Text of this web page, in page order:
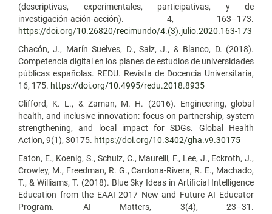
(descriptivas, experimentales, participativas, y de
investigación-ación-acción). 4, 163–173.
https://doi.org/10.26820/recimundo/4.(3).julio.2020.163-173
Chacón, J., Marín Suelves, D., Saiz, J., & Blanco, D. (2018).
Competencia digital en los planes de estudios de universidades
públicas españolas. REDU. Revista de Docencia Universitaria,
16, 175. https://doi.org/10.4995/redu.2018.8935
Clifford, K. L., & Zaman, M. H. (2016). Engineering, global
health, and inclusive innovation: focus on partnership, system
strengthening, and local impact for SDGs. Global Health
Action, 9(1), 30175. https://doi.org/10.3402/gha.v9.30175
Eaton, E., Koenig, S., Schulz, C., Maurelli, F., Lee, J., Eckroth, J.,
Crowley, M., Freedman, R. G., Cardona-Rivera, R. E., Machado,
T., & Williams, T. (2018). Blue Sky Ideas in Artificial Intelligence
Education from the EAAI 2017 New and Future AI Educator
Program. AI Matters, 3(4), 23–31.